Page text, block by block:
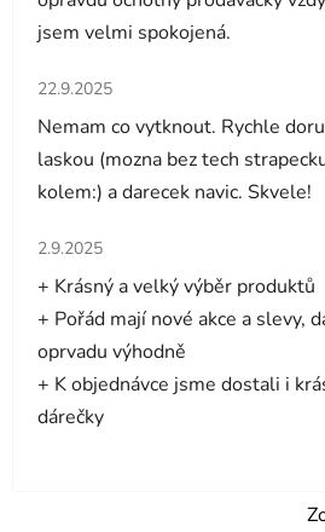
jsem velmi spokojená.
Hodnocení obchodu je 5 z 5
22.9.2025
Nemam co vytknout. Rychle
laskou (mozna bez tech
kolem:) a darecek navic. Skvele!
Hodnocení obchodu je 5 z 5
2.9.2025
+ Krásný a velký výběr produktů
+ Pořád mají nové akce a slevy,
oprvadu výhodně
+ K objednávce jsme dostali i
dárečky